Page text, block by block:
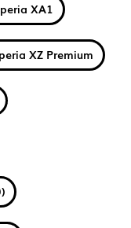
XA1
XZ Premium